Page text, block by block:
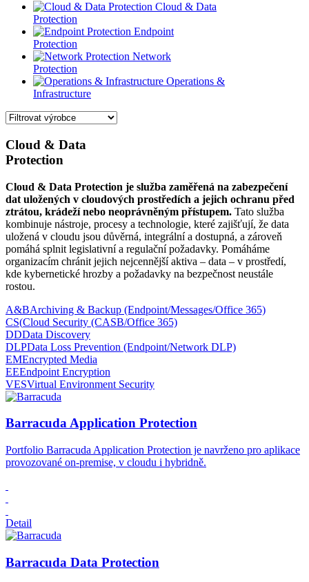
Cloud & Data
Protection
Endpoint
Protection
Network
Protection
Operations &
Infrastructure
Cloud & Data
Protection
Cloud & Data Protection je služba zaměřená na zabezpečení
dat uložených v cloudových prostředích a jejich ochranu před
ztrátou, krádeží nebo neoprávněným přístupem. Tato služba
kombinuje nástroje, procesy a technologie, které zajišťují, že data
uložená v cloudu jsou důvěrná, integrální a dostupná, a zároveň
pomáhá splnit legislativní a regulační požadavky. Pomáháme
organizacím chránit jejich nejcennější aktiva – data – v prostředí,
kde kybernetické hrozby a požadavky na bezpečnost neustále
rostou.
A&BArchiving & Backup (Endpoint/Messages/Office 365)
CS(Cloud Security (CASB/Office 365)
DDData Discovery
DLPData Loss Prevention (Endpoint/Network DLP)
EMEncrypted Media
EEEndpoint Encryption
VESVirtual Environment Security
Barracuda Application Protection
Portfolio Barracuda Application Protection je navrženo pro aplikace
provozované on-premise, v cloudu i hybridně.
Detail
Barracuda Data Protection